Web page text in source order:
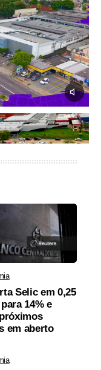
Selic em 0,25
14% e
em aberto